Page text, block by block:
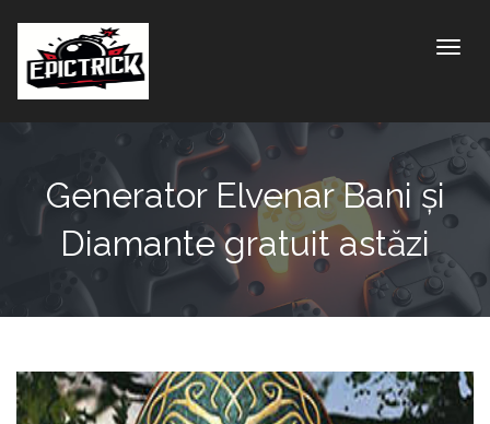
Generator Elvenar Bani și
Diamante gratuit astăzi